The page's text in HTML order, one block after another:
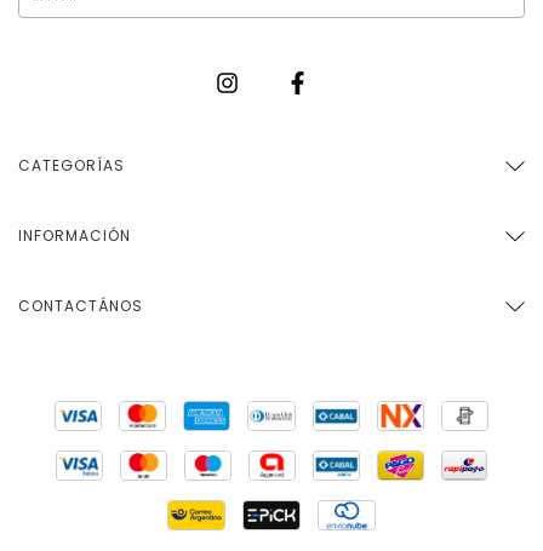
CATEGORÍAS
INFORMACIÓN
CONTACTÁNOS